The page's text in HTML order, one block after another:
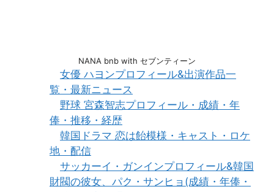
NANA bnb with セブンティーン
女優 ハヨンプロフィール&出演作品一
覧・最新ニュース
野球 宮森智志プロフィール・成績・年
俸・推移・経歴
韓国ドラマ 恋は飴模様・キャスト・ロケ
地・配信
サッカーイ・ガンインプロフィール&韓国
財閥の彼女、パク・サンヒョ(成績・年俸・